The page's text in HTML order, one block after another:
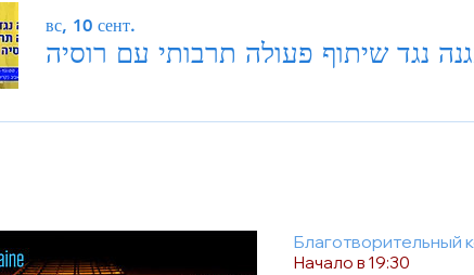
вс, 10 сент.
נגד שיתוף פעולה תרבותי עם רוסיה
Благотворительный
Начало в 19:30